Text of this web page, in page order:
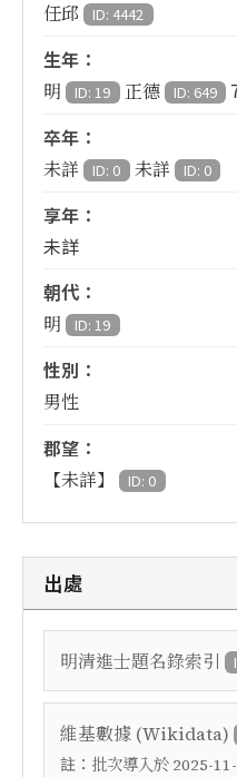
任邱 ID: 4442
生年：
明 ID: 19 正德 ID: 649
卒年：
未詳 ID: 0 未詳 ID: 0
享年：
未詳
朝代：
明 ID: 19
性別：
男性
郡望：
【未詳】 ID: 0
出處
明清進士題名錄索引
維基數據 (Wikidata)
註： 批次導入於 2025-